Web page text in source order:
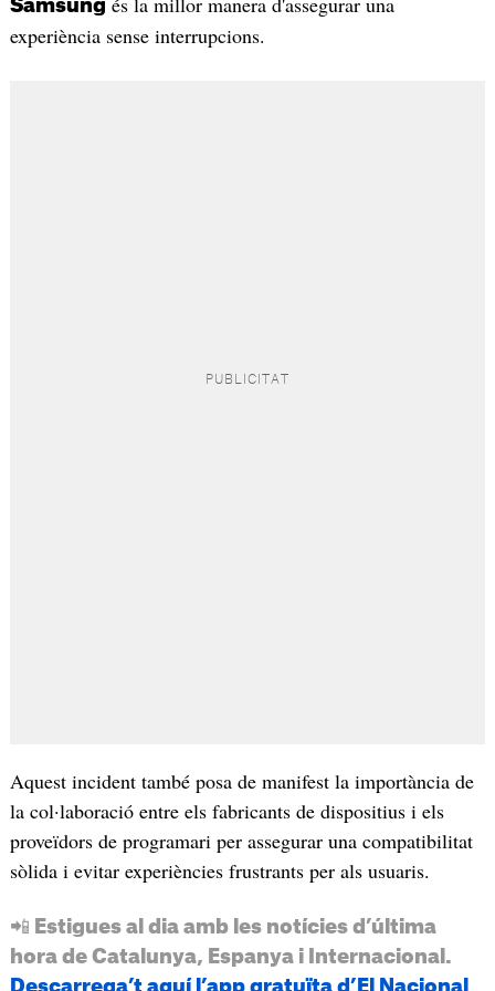
Samsung
experiència sense interrupcions.
Aquest incident també posa de manifest la importància de
la col·laboració entre els fabricants de dispositius i els
proveïdors de programari per assegurar una compatibilitat
sòlida i evitar experiències frustrants per als usuaris.
📲 Estigues al dia amb les notícies d’última
hora de Catalunya, Espanya i Internacional.
Descarrega’t aquí l’app gratuïta d’El Nacional